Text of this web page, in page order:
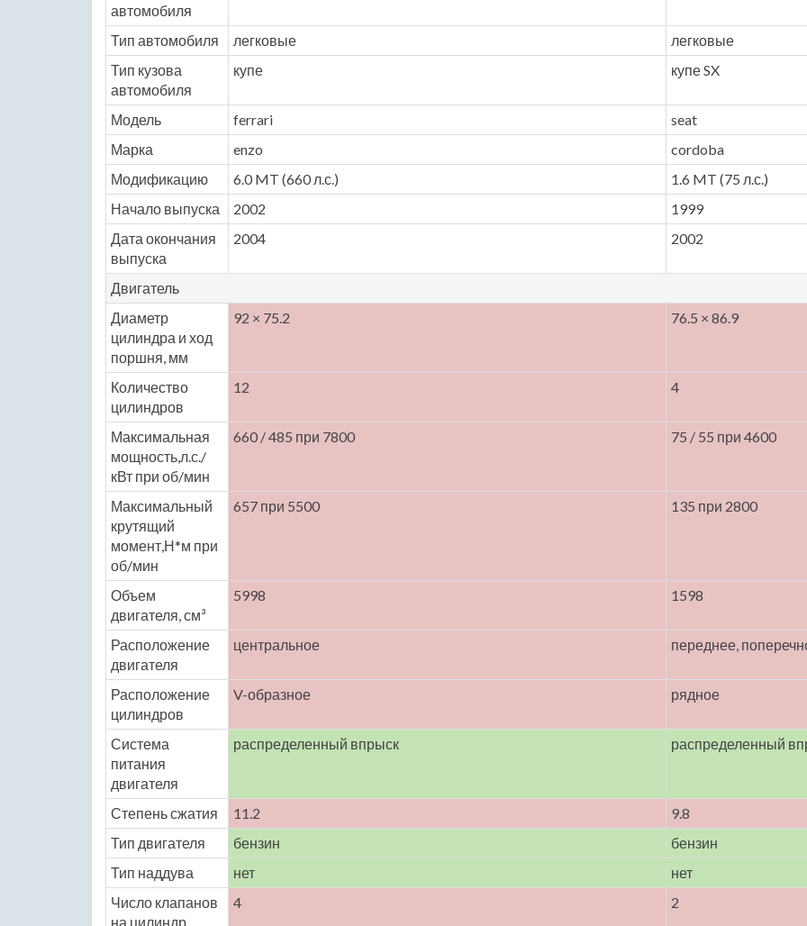
автомобиля
Тип автомобиля легковые
легковые
Тип кузова
автомобиля
купе купе SX
Модель ferrari
seat
Марка
enzo
cordoba
Модификацию
6.0 MT (660 л.с.)
1.6 MT (75 л.с.)
Начало выпуска
2002
1999
Дата окончания
выпуска
2004 2002
Двигатель
Диаметр
цилиндра и ход
поршня, мм
92 × 75.2 76.5 × 86.9
Количество
цилиндров
12 4
Максимальная
мощность,л.с./
кВт при об/мин
660 / 485 при 7800 75 / 55 при 4600
Максимальный
крутящий
момент,Н*м при
об/мин
657 при 5500 135 при 2800
Объем
двигателя, см³
5998 1598
Расположение
двигателя
центральное переднее,
Расположение
цилиндров
V-образное рядное
Система
питания
двигателя
распределенный впрыск распределенный
Степень сжатия 11.2
9.8
Тип двигателя
бензин
бензин
Тип наддува
нет
нет
Число клапанов
на цилиндр
4 2